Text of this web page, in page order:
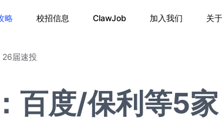
略 校招信息 ClawJob 加入我们 关
26届速投
百度/保利等5家